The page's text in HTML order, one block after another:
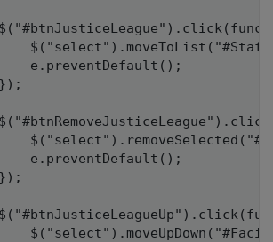
e.preventDefault();
e.preventDefault();